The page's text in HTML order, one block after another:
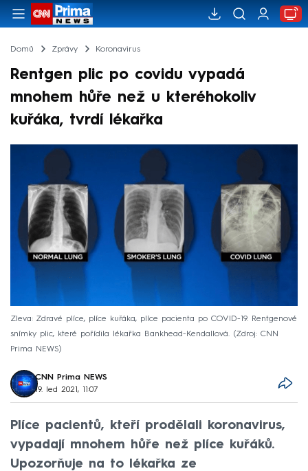
Domů Zprávy Koronavirus
Rentgen plic po covidu vypadá
mnohem hůře než u kteréhokoliv
kuřáka, tvrdí lékařka
Zleva: Zdravé plíce, plíce kuřáka, plíce pacienta po COVID-19. Rentgenové
snímky plic, které pořídila lékařka Bankhead-Kendallová.
Zdroj: CNN
Prima NEWS
CNN Prima NEWS
19. led 2021, 11:07
Plíce pacientů, kteří prodělali koronavirus,
vypadají mnohem hůře než plíce kuřáků.
Upozorňuje na to lékařka ze